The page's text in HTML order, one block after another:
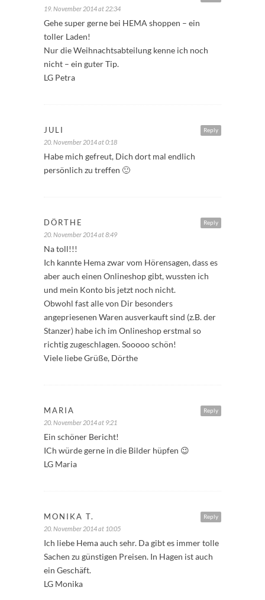
19. November 2014 at 22:34
Gehe super gerne bei HEMA shoppen – ein
toller Laden!
Nur die Weihnachtsabteilung kenne ich noch
nicht – ein guter Tip.
LG Petra
Reply
JULI
20. November 2014 at 0:18
Habe mich gefreut, Dich dort mal endlich
persönlich zu treffen 🙂
Reply
DÖRTHE
20. November 2014 at 8:49
Na toll!!!
Ich kannte Hema zwar vom Hörensagen, dass es
aber auch einen Onlineshop gibt, wussten ich
und mein Konto bis jetzt noch nicht.
Obwohl fast alle von Dir besonders
angepriesenen Waren ausverkauft sind (z.B. der
Stanzer) habe ich im Onlineshop erstmal so
richtig zugeschlagen. Sooooo schön!
Viele liebe Grüße, Dörthe
Reply
MARIA
20. November 2014 at 9:21
Ein schöner Bericht!
ICh würde gerne in die Bilder hüpfen 😉
LG Maria
Reply
MONIKA T.
20. November 2014 at 10:05
Ich liebe Hema auch sehr. Da gibt es immer tolle
Sachen zu günstigen Preisen. In Hagen ist auch
ein Geschäft.
LG Monika